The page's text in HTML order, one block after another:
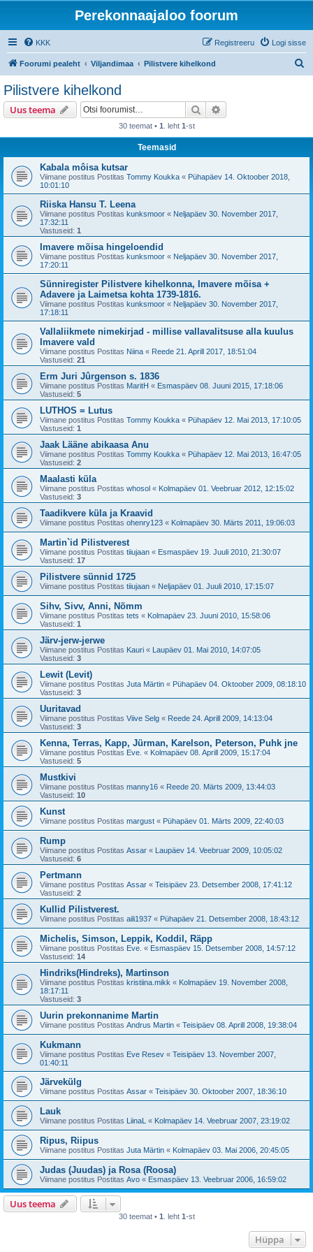
Perekonnaajaloo foorum
KKK Logi sisse
Registreeru
Foorumi pealeht Viljandimaa Pilistvere kihelkond
Pilistvere kihelkond
Uus teema Otsi
30 teemat • 1 . leht 1-st
Teemasid
Kabala môisa kutsar
Viimane postitus Postitas Tommy Koukka « Pühapäev 14. Oktoober 2018,
10:01:10
Riiska Hansu T. Leena
Viimane postitus Postitas kunksmoor « Neljapäev 30. November 2017,
17:32:11
Vastuseid: 1
Imavere mõisa hingeloendid
Viimane postitus Postitas kunksmoor « Neljapäev 30. November 2017,
17:20:11
Sünniregister Pilistvere kihelkonna, Imavere mõisa +
Adavere ja Laimetsa kohta 1739-1816.
Viimane postitus Postitas kunksmoor « Neljapäev 30. November 2017,
17:18:11
Vallaliikmete nimekirjad - millise vallavalitsuse alla kuulus
Imavere vald
Viimane postitus Postitas Niina « Reede 21. Aprill 2017, 18:51:04
Vastuseid: 21
Erm Juri Jûrgenson s. 1836
Viimane postitus Postitas MaritH « Esmaspäev 08. Juuni 2015, 17:18:06
Vastuseid: 5
LUTHOS = Lutus
Viimane postitus Postitas Tommy Koukka « Pühapäev 12. Mai 2013, 17:10:05
Vastuseid: 1
Jaak Lääne abikaasa Anu
Viimane postitus Postitas Tommy Koukka « Pühapäev 12. Mai 2013, 16:47:05
Vastuseid: 2
Maalasti küla
Viimane postitus Postitas whosol « Kolmapäev 01. Veebruar 2012, 12:15:02
Vastuseid: 3
Taadikvere küla ja Kraavid
Viimane postitus Postitas ohenry123 « Kolmapäev 30. Märts 2011, 19:06:03
Martin`id Pilistverest
Viimane postitus Postitas tiiujaan « Esmaspäev 19. Juuli 2010, 21:30:07
Vastuseid: 17
Pilistvere sünnid 1725
Viimane postitus Postitas tiiujaan « Neljapäev 01. Juuli 2010, 17:15:07
Sihv, Sivv, Anni, Nõmm
Viimane postitus Postitas tets « Kolmapäev 23. Juuni 2010, 15:58:06
Vastuseid: 1
Järv-jerw-jerwe
Viimane postitus Postitas Kauri « Laupäev 01. Mai 2010, 14:07:05
Vastuseid: 3
Lewit (Levit)
Viimane postitus Postitas Juta Märtin « Pühapäev 04. Oktoober 2009, 08:18:10
Vastuseid: 3
Uuritavad
Viimane postitus Postitas Viive Selg « Reede 24. Aprill 2009, 14:13:04
Vastuseid: 3
Kenna, Terras, Kapp, Jürman, Karelson, Peterson, Puhk jne
Viimane postitus Postitas Eve. « Kolmapäev 08. Aprill 2009, 15:17:04
Vastuseid: 5
Mustkivi
Viimane postitus Postitas manny16 « Reede 20. Märts 2009, 13:44:03
Vastuseid: 10
Kunst
Viimane postitus Postitas margust « Pühapäev 01. Märts 2009, 22:40:03
Rump
Viimane postitus Postitas Assar « Laupäev 14. Veebruar 2009, 10:05:02
Vastuseid: 6
Pertmann
Viimane postitus Postitas Assar « Teisipäev 23. Detsember 2008, 17:41:12
Vastuseid: 2
Kullid Pilistverest.
Viimane postitus Postitas aili1937 « Pühapäev 21. Detsember 2008, 18:43:12
Michelis, Simson, Leppik, Koddil, Räpp
Viimane postitus Postitas Eve. « Esmaspäev 15. Detsember 2008, 14:57:12
Vastuseid: 14
Hindriks(Hindreks), Martinson
Viimane postitus Postitas kristiina.mikk « Kolmapäev 19. November 2008,
18:17:11
Vastuseid: 3
Uurin prekonnanime Martin
Viimane postitus Postitas Andrus Martin « Teisipäev 08. Aprill 2008, 19:38:04
Kukmann
Viimane postitus Postitas Eve Resev « Teisipäev 13. November 2007,
01:40:11
Järvekülg
Viimane postitus Postitas Assar « Teisipäev 30. Oktoober 2007, 18:36:10
Lauk
Viimane postitus Postitas LiinaL « Kolmapäev 14. Veebruar 2007, 23:19:02
Ripus, Riipus
Viimane postitus Postitas Juta Märtin « Kolmapäev 03. Mai 2006, 20:45:05
Judas (Juudas) ja Rosa (Roosa)
Viimane postitus Postitas Avo « Esmaspäev 13. Veebruar 2006, 16:59:02
Uus teema
30 teemat • 1 . leht 1-st
Hüppa